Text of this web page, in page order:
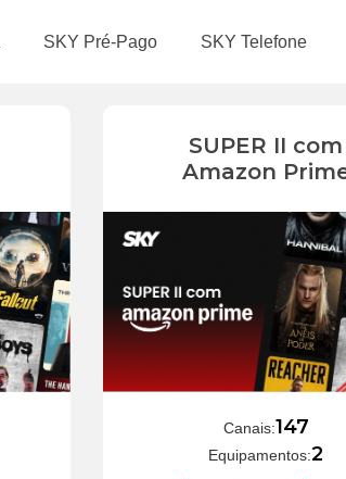
SKY Pré-Pago SKY Telefone
SUPER II com
Amazon
Canais:147
Equipamentos:2